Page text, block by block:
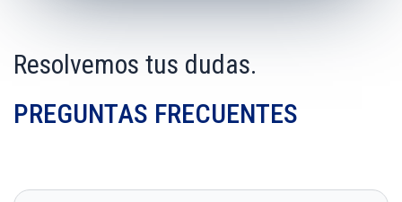
Resolvemos tus dudas.
PREGUNTAS FRECUENTES